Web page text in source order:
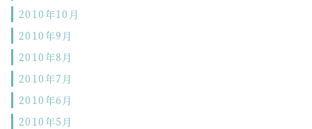
2010年10月
2010年9月
2010年8月
2010年7月
2010年6月
2010年5月